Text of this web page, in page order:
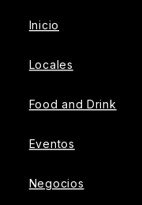
Inicio
Locales
Food and Drink
Eventos
Negocios